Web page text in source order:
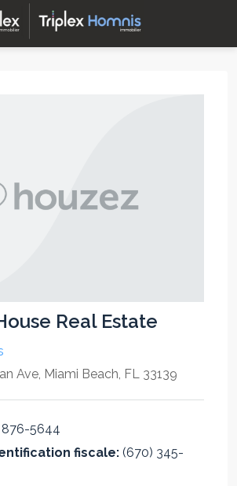
Real Estate
Ave, Miami Beach, FL 33139
876-5644
fiscale: (670) 345-